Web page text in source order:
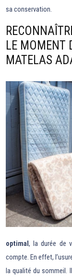
sa conservation.
LE MOMENT
MATELAS
optimal, la durée de
compte. En effet,
la qualité du sommeil.